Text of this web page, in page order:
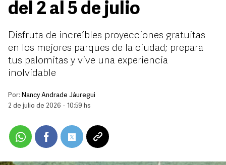
del 2 al 5 de julio
Disfruta de increíbles proyecciones gratuitas
en los mejores parques de la ciudad; prepara
tus palomitas y vive una experiencia
inolvidable
Por: Nancy Andrade Jáuregui
2 de julio de 2026 - 10:59 hs